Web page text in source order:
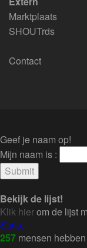
Marktplaats
SHOUTrds
Contact
Geef je naam op!
Mijn naam is :
Bekijk de lijst!
Klik hierom de lijst
Stats:
257 mensen